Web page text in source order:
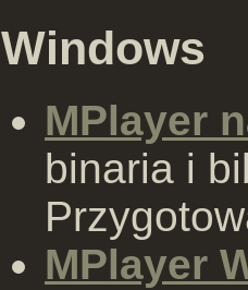
Windows
MPlayer
binaria i
MPlayer